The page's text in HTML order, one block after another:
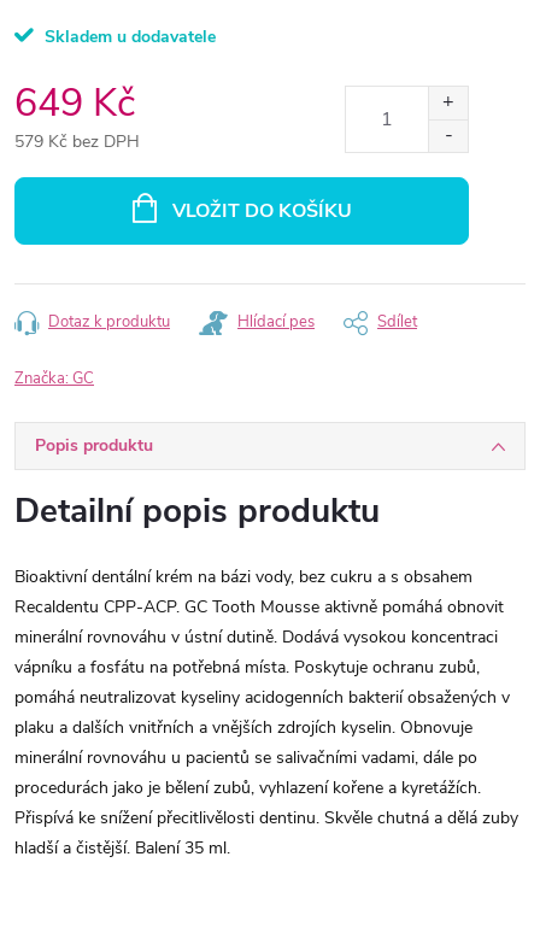
Skladem u dodavatele
649 Kč
579 Kč bez DPH
VLOŽIT DO KOŠÍKU
Dotaz k produktu Hlídací pes Sdílet
Značka: GC
Popis produktu
Detailní popis produktu
Bioaktivní dentální krém na bázi vody, bez cukru a s obsahem
Recaldentu CPP-ACP. GC Tooth Mousse aktivně pomáhá obnovit
minerální rovnováhu v ústní dutině. Dodává vysokou koncentraci
vápníku a fosfátu na potřebná místa. Poskytuje ochranu zubů,
pomáhá neutralizovat kyseliny acidogenních bakterií obsažených v
plaku a dalších vnitřních a vnějších zdrojích kyselin. Obnovuje
minerální rovnováhu u pacientů se salivačními vadami, dále po
procedurách jako je bělení zubů, vyhlazení kořene a kyretážích.
Přispívá ke snížení přecitlivělosti dentinu. Skvěle chutná a dělá zuby
hladší a čistější. Balení 35 ml.